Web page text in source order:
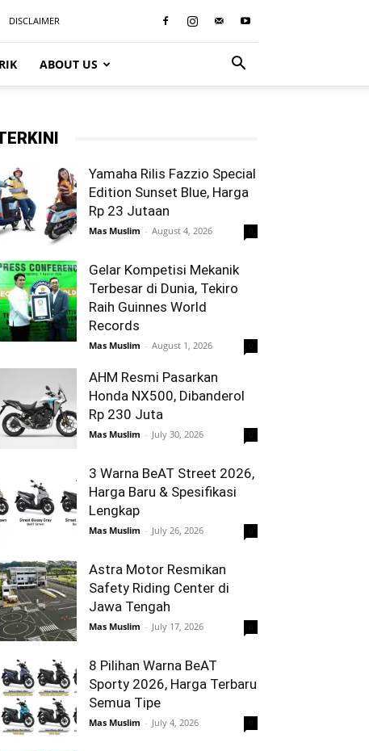
DISCLAIMER
ABOUT US
Yamaha Rilis Fazzio Special
Edition Sunset Blue, Harga
Rp 23 Jutaan
Mas Muslim - August 4, 2026
Gelar Kompetisi Mekanik
Terbesar di Dunia, Tekiro
Raih Guinnes World
Records
Mas Muslim - August 1, 2026
AHM Resmi Pasarkan
Honda NX500, Dibanderol
Rp 230 Juta
Mas Muslim - July 30, 2026
3 Warna BeAT Street 2026,
Harga Baru & Spesifikasi
Lengkap
Mas Muslim - July 26, 2026
Astra Motor Resmikan
Safety Riding Center di
Jawa Tengah
Mas Muslim - July 17, 2026
8 Pilihan Warna BeAT
Sporty 2026, Harga Terbaru
Semua Tipe
Mas Muslim - July 4, 2026